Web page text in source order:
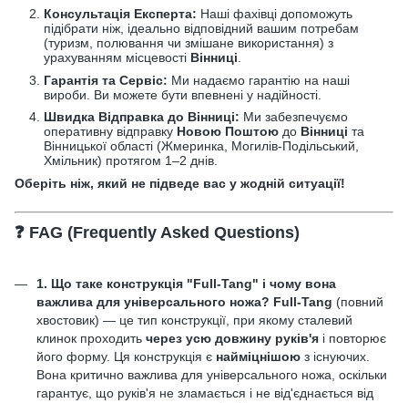
Консультація Експерта: Наші фахівці допоможуть
підібрати ніж, ідеально відповідний вашим потребам
(туризм, полювання чи змішане використання) з
урахуванням місцевості Вінниці.
Гарантія та Сервіс: Ми надаємо гарантію на наші
вироби. Ви можете бути впевнені у надійності.
Швидка Відправка до Вінниці: Ми забезпечуємо
оперативну відправку Новою Поштою до Вінниці та
Вінницької області (Жмеринка, Могилів-Подільський,
Хмільник) протягом 1–2 днів.
Оберіть ніж, який не підведе вас у жодній ситуації!
❓ FAG (Frequently Asked Questions)
1. Що таке конструкція "Full-Tang" і чому вона
важлива для універсального ножа? Full-Tang (повний
хвостовик) — це тип конструкції, при якому сталевий
клинок проходить через усю довжину руків'я і повторює
його форму. Ця конструкція є найміцнішою з існуючих.
Вона критично важлива для універсального ножа, оскільки
гарантує, що руків'я не зламається і не від'єднається від